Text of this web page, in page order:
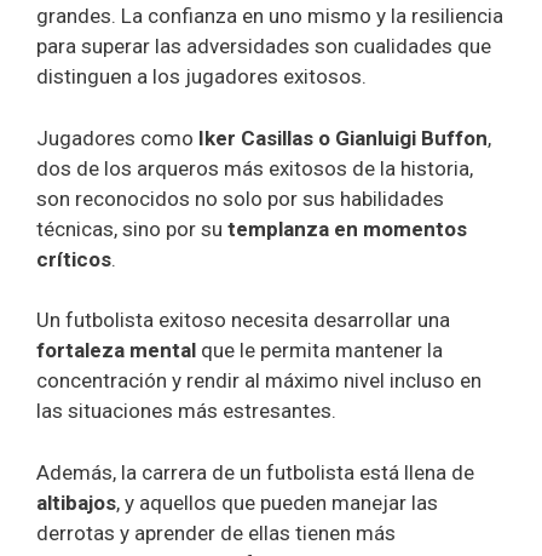
grandes. La confianza en uno mismo y la resiliencia
para superar las adversidades son cualidades que
distinguen a los jugadores exitosos.
Jugadores como Iker Casillas o Gianluigi Buffon,
dos de los arqueros más exitosos de la historia,
son reconocidos no solo por sus habilidades
técnicas, sino por su templanza en momentos
críticos.
Un futbolista exitoso necesita desarrollar una
fortaleza mental que le permita mantener la
concentración y rendir al máximo nivel incluso en
las situaciones más estresantes.
Además, la carrera de un futbolista está llena de
altibajos, y aquellos que pueden manejar las
derrotas y aprender de ellas tienen más